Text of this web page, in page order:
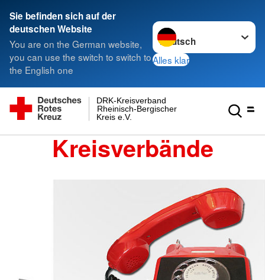
Sie befinden sich auf der
deutschen Website
You are on the German website,
you can use the switch to switch to
the English one
Sprache wechseln zu
Alles klar
Kreis e.V.
Rheinisch-Bergischer
DRK-Kreisverband
Kreisverbände